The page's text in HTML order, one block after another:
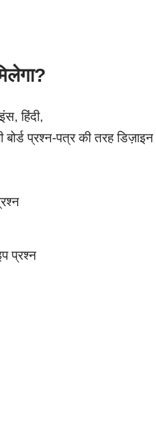
हिंदी,
प्रश्न-पत्र की तरह डिज़ाइन
प्रश्न